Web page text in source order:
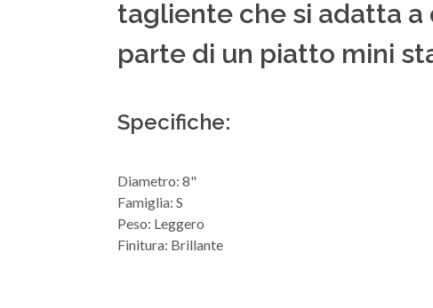
tagliente che si adatta a
parte di un piatto mini
Specifiche:
Diametro: 8"
Famiglia: S
Peso: Leggero
Finitura: Brillante